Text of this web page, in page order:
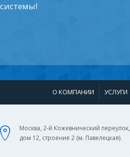
системы!
О КОМПАНИИ УСЛУГИ
Москва, 2-й Кожевнический переулок,
дом 12, строение 2 (м. Павелецкая).